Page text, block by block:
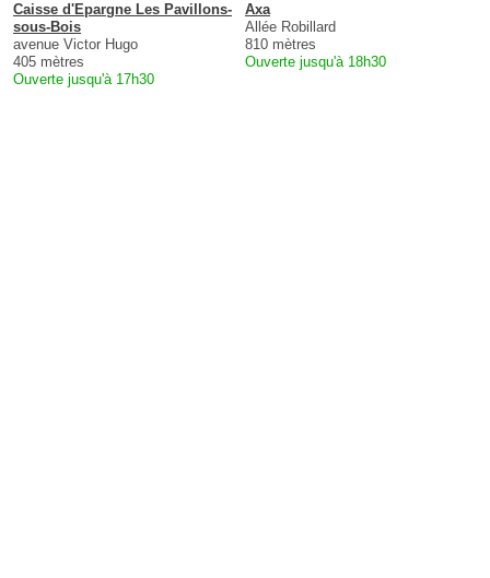
Caisse d'Epargne Les Pavillons-
sous-Bois
avenue Victor Hugo
405 mètres
Ouverte jusqu'à 17h30
Axa
Allée Robillard
810 mètres
Ouverte jusqu'à 18h30